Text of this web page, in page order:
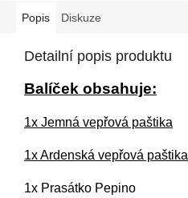
Popis Diskuze
Detailní popis produktu
Balíček obsahuje:
1x Jemná vepřová paštika
1x Ardenská vepřová paštika
1x Prasátko Pepino